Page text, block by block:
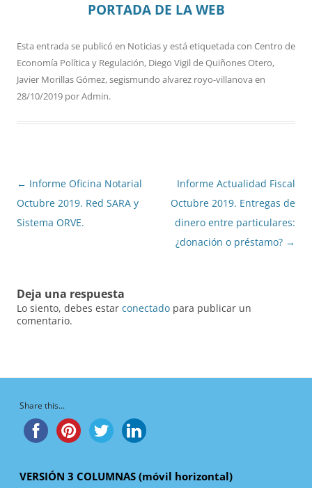
PORTADA DE LA WEB
Esta entrada se publicó en Noticiasy está etiquetada con Centro de
Economía Política y Regulación, Diego Vigil de Quiñones Otero,
Javier Morillas Gómez,segismundo alvarez royo-villanova en
28/10/2019 porAdmin.
Navegación
de
entradas
← Informe Oficina Notarial
Octubre 2019. Red SARA y
Sistema ORVE.
Informe Actualidad Fiscal
Octubre 2019. Entregas de
dinero entre particulares:
¿donación o préstamo? →
Deja una respuesta
Lo siento, debes estar conectado para publicar un
comentario.
Share this...
VERSIÓN 3 COLUMNAS (móvil horizontal)